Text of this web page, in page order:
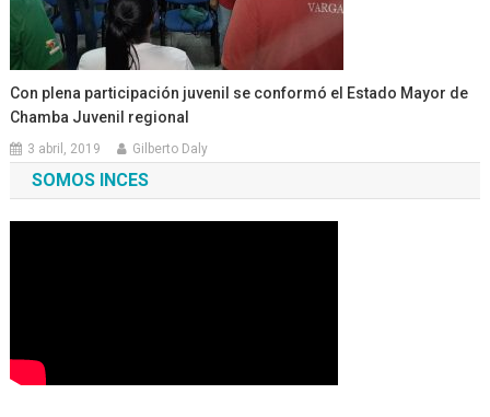
Con plena participación juvenil se conformó el Estado Mayor de
Chamba Juvenil regional
3 abril, 2019 Gilberto Daly
SOMOS INCES